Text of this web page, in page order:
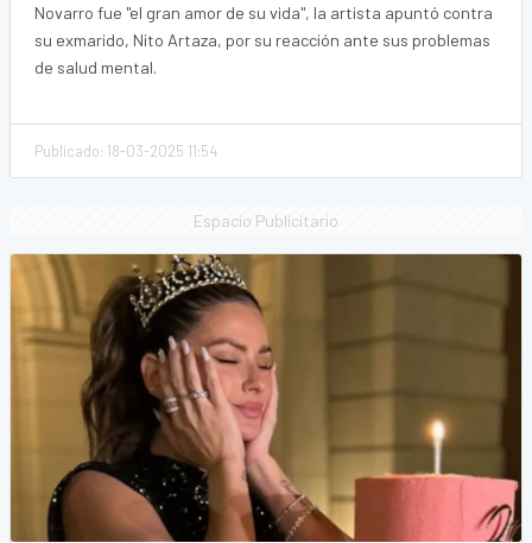
Novarro fue "el gran amor de su vida", la artista apuntó contra
su exmarido, Nito Artaza, por su reacción ante sus problemas
de salud mental.
Publicado: 18-03-2025 11:54
Espacio Publicitario